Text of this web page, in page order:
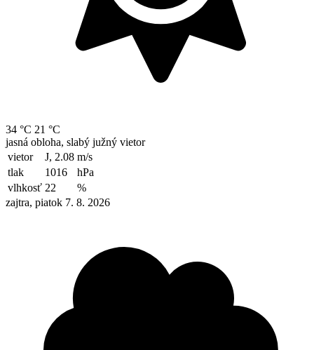
34 °C 21 °C
jasná obloha, slabý južný vietor
vietor
J, 2.08 m/s
tlak
1016
hPa
vlhkosť 22
%
zajtra, piatok 7. 8. 2026